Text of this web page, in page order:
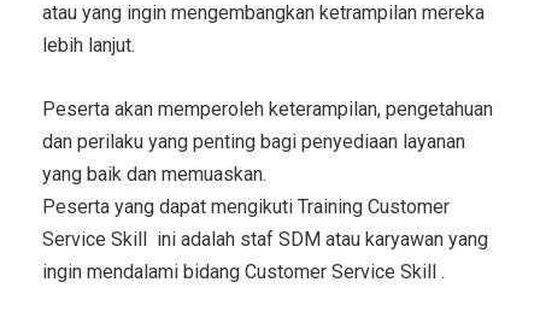
atau yang ingin mengembangkan ketrampilan mereka
lebih lanjut.
Peserta akan memperoleh keterampilan, pengetahuan
dan perilaku yang penting bagi penyediaan layanan
yang baik dan memuaskan.
Peserta yang dapat mengikuti Training Customer
Service Skill
ini adalah staf SDM atau karyawan yang
ingin mendalami bidang Customer Service Skill .